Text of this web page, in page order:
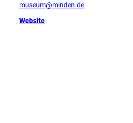
museum@minden.de
Website